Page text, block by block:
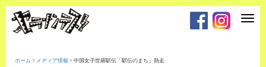
T
ホーム > メディア情報 > 中国女子世羅駅伝「駅伝のまち」熱走